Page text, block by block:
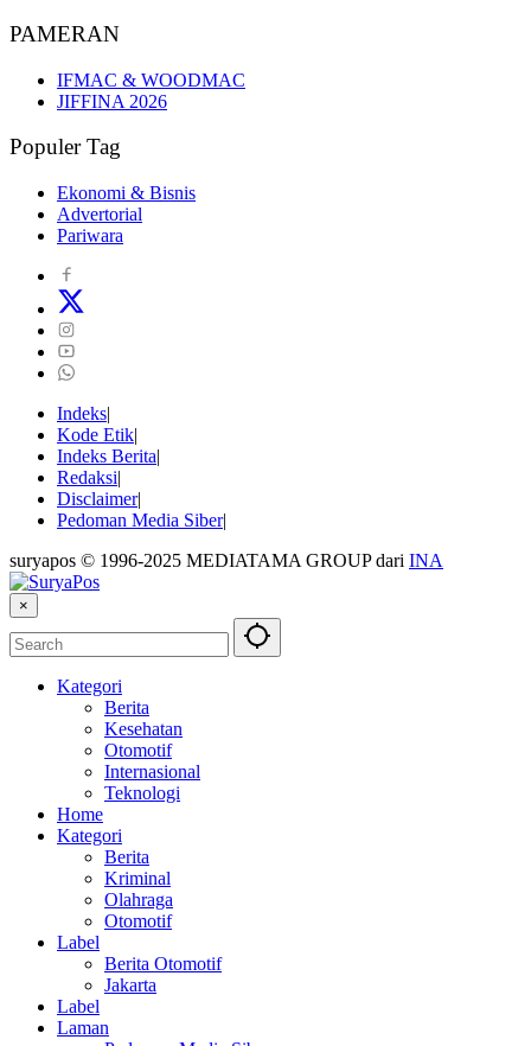
PAMERAN
IFMAC & WOODMAC
JIFFINA 2026
Populer Tag
Ekonomi & Bisnis
Advertorial
Pariwara
Indeks
Kode Etik
Indeks Berita
Redaksi
Disclaimer
Pedoman Media Siber
suryapos © 1996-2025 MEDIATAMA GROUP dari INA
×
Kategori
Berita
Kesehatan
Otomotif
Internasional
Teknologi
Home
Kategori
Berita
Kriminal
Olahraga
Otomotif
Label
Berita Otomotif
Jakarta
Label
Laman